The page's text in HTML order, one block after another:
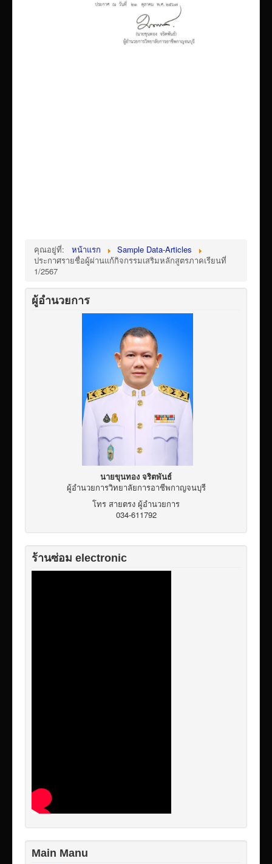
รวม Link หน้าเว็บ QRCode
คุณอยู่ที่: หน้าแรก
Sample Data-Articles
ประกาศรายชื่อผู้ผ่านแก้กิจกรรมเสริมหลักสูตรภาคเรียนที่
1/2567
ผู้อำนวยการ
นายขุนทอง จริตพันธ์
ผู้อำนวยการวิทยาลัยการอาชีพกาญจนบุรี
โทร สายตรง ผู้อำนวยการ
034-611792
ร้านซ่อม electronic
Main Manu